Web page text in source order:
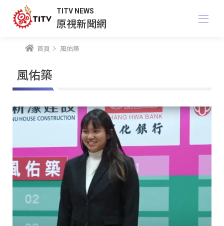
TITV NEWS
原視新聞網
首頁 風佑築
風佑築